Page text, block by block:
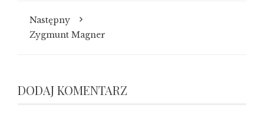
Następny
Zygmunt Magner
DODAJ KOMENTARZ